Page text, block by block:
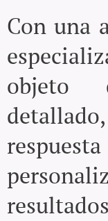
Con una
objeto